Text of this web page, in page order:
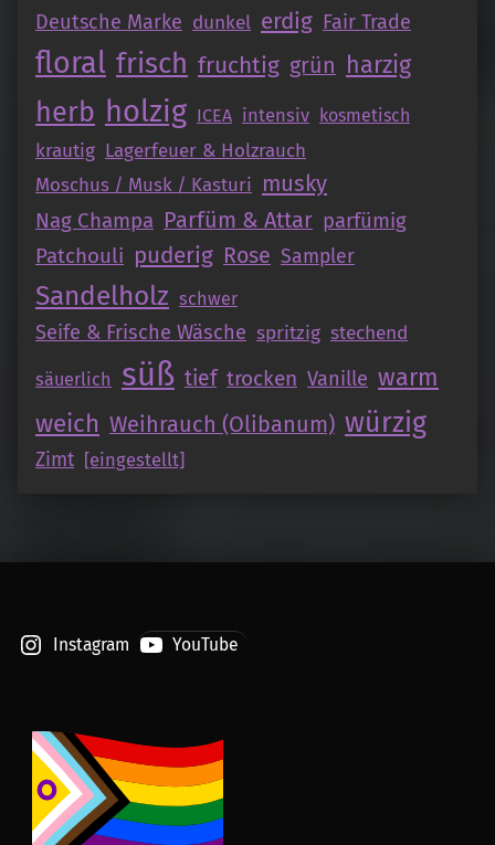
Deutsche Marke dunkel erdig Fair Trade
floral frisch fruchtig grün harzig
herb holzig ICEA intensiv kosmetisch
krautig Lagerfeuer & Holzrauch
Moschus / Musk / Kasturi musky
Nag Champa Parfüm & Attar parfümig
Patchouli puderig Rose Sampler
Sandelholz schwer
Seife & Frische Wäsche spritzig stechend
säuerlich süß tief trocken Vanille warm
weich Weihrauch (Olibanum) würzig
Zimt [eingestellt]
Instagram YouTube